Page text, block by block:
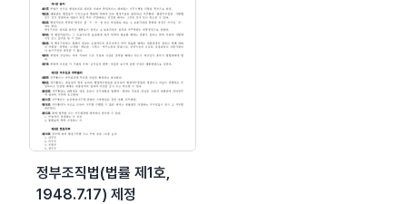
정부조직법(법률 제1호,
1948.7.17) 제정